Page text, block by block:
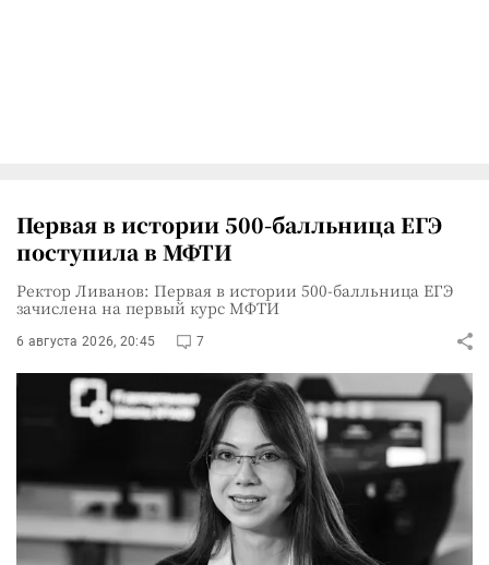
Первая в истории 500-балльница ЕГЭ
поступила в МФТИ
Ректор Ливанов: Первая в истории 500-балльница ЕГЭ
зачислена на первый курс МФТИ
6 августа 2026, 20:45 7